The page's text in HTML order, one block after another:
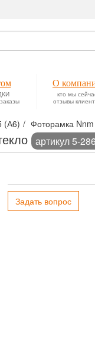
О
кто мы
отзывы
(А6) Фоторамка
артикул 5-
Задать вопрос